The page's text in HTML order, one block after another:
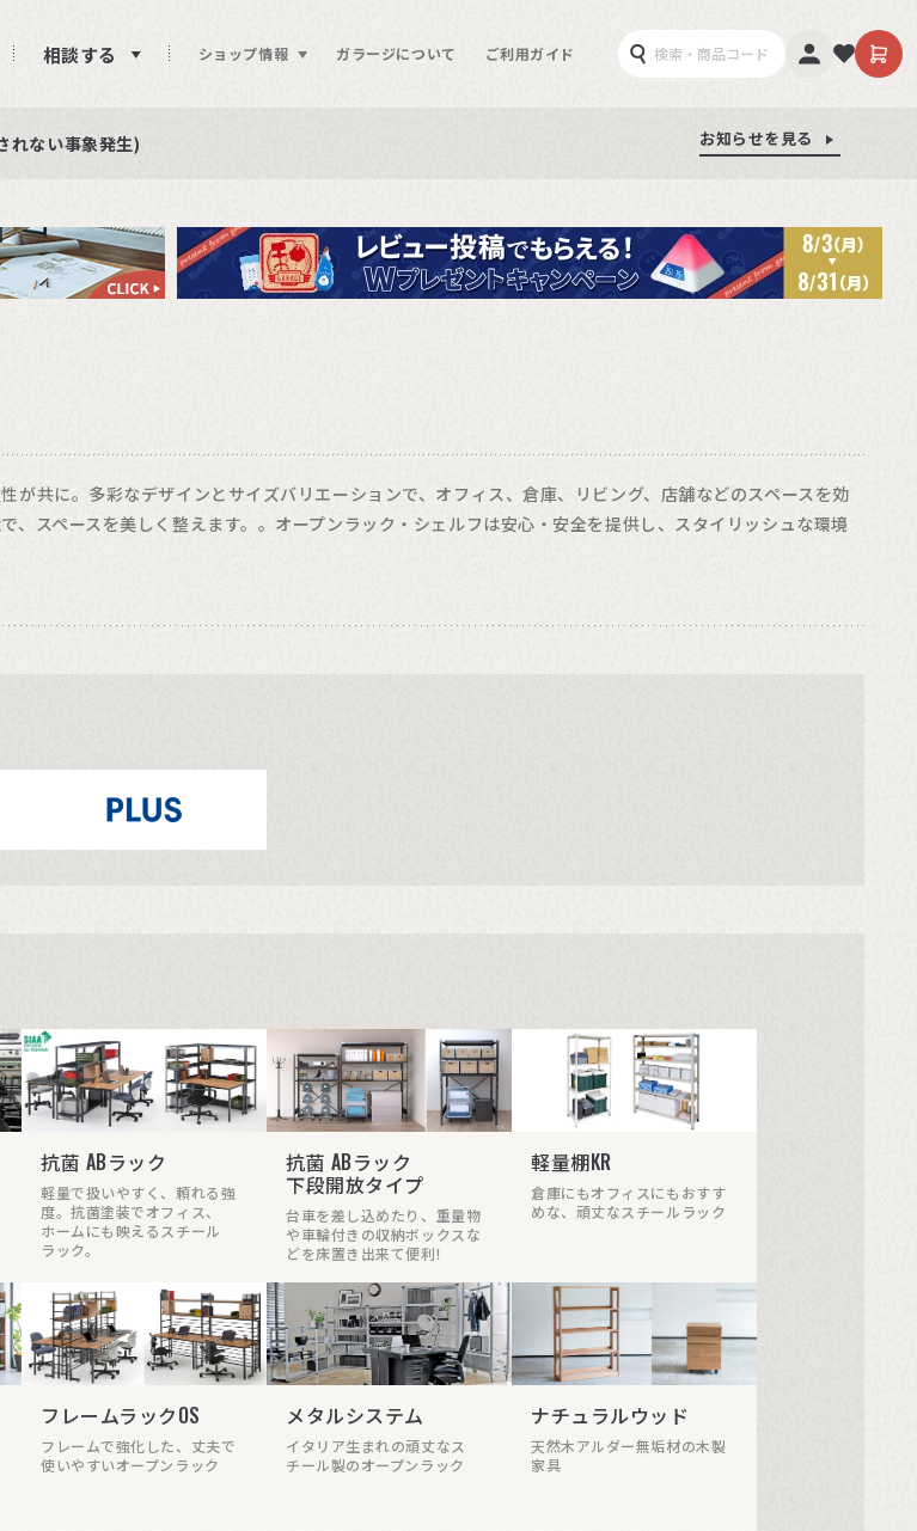
相談する ショップ情報 ガラージについて ご利用ガイド
ります お知らせを見る
お知らせを見る
れない事象発生) お知らせを見る
が共に。多彩なデザインとサイズバリエーションで、オフィス、倉庫、リビング、店舗などのスペースを効
、スペースを美しく整えます。。オープンラック・シェルフは安心・安全を提供し、スタイリッシュな環境
抗菌 ABラック
軽量で扱いやすく、頼れる強
度。抗菌塗装でオフィス、
ホームにも映えるスチール
ラック。
抗菌 ABラック
下段開放タイプ
台車を差し込めたり、重量物
や車輪付きの収納ボックスな
どを床置き出来て便利!
軽量棚KR
倉庫にもオフィスにもおすす
めな、頑丈なスチールラック
フレームラックOS
フレームで強化した、丈夫で
使いやすいオープンラック
メタルシステム
イタリア生まれの頑丈なス
チール製のオープンラック
ナチュラルウッド
天然木アルダー無垢材の木製
家具